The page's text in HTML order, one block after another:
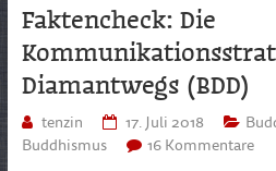
Faktencheck: Die
Diamantwegs (BDD)
tenzin 17. Juli 2018
Buddhismus
16 Kommentare